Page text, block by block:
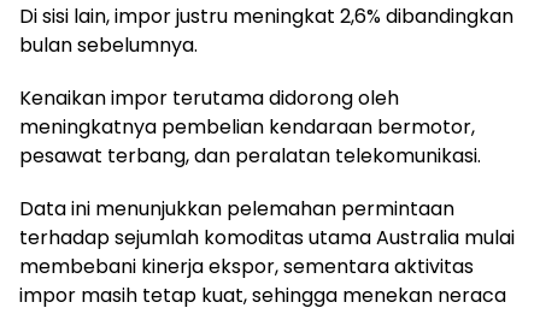
Di sisi lain, impor justru meningkat 2,6% dibandingkan
bulan sebelumnya.
Kenaikan impor terutama didorong oleh
meningkatnya pembelian kendaraan bermotor,
pesawat terbang, dan peralatan telekomunikasi.
Data ini menunjukkan pelemahan permintaan
terhadap sejumlah komoditas utama Australia mulai
membebani kinerja ekspor, sementara aktivitas
impor masih tetap kuat, sehingga menekan neraca